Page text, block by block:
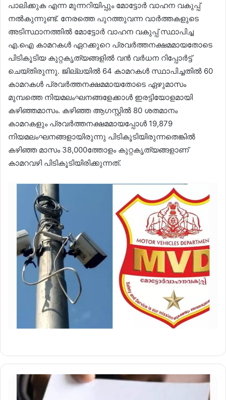
പാലിക്കുക എന്ന മുന്നറിയിപ്പും മോട്ടോർ വാഹന വകുപ്പ്
നൽകുന്നുണ്ട്. നേരത്തെ പുറത്തുവന്ന വാർത്തകളുടെ
അടിസ്ഥാനത്തിൽ മോട്ടോർ വാഹന വകുപ്പ് സ്ഥാപിച്ച
എ.ഐ കാമറകൾ ഏറക്കുറെ പ്രവർത്തനക്ഷമമായതോടെ
പിടികൂടിയ കുറ്റകൃത്യങ്ങളിൽ വൻ വർധന റിപ്പോർട്ട്
ചെയ്തിരുന്നു. ജില്ലയിൽ 64 കാമറകൾ സ്ഥാപിച്ചതിൽ 60
കാമറകൾ പ്രവർത്തനക്ഷമമായതോടെ ഏഴുമാസം
മുമ്പത്തെ നിയമലംഘനങ്ങളേക്കാൾ ഇരട്ടിയോളമായി
കഴിഞ്ഞമാസം. കഴിഞ്ഞ ആഗസ്റ്റിൽ 80 ശതമാനം
കാമറകളും പ്രവർത്തനക്ഷമമായപ്പോൾ 19,879
നിയമലംഘനങ്ങളായിരുന്നു പിടികൂടിയിരുന്നതെങ്കിൽ
കഴിഞ്ഞ മാസം 38,000ത്തോളം കുറ്റകൃത്യങ്ങളാണ്
കാമറവഴി പിടികൂടിയിരിക്കുന്നത്.